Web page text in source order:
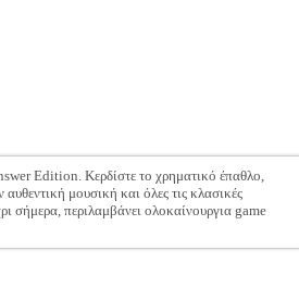
Edition. Κερδίστε το χρηματικό έπαθλο,
μουσική και όλες τις κλασικές
σήμερα, περιλαμβάνει ολοκαίνουργια game